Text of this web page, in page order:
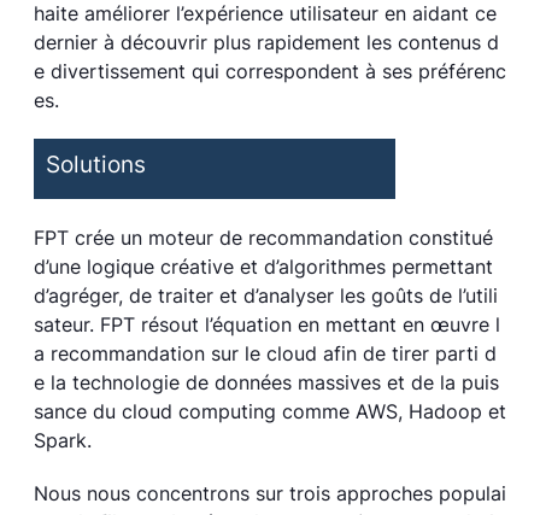
haite améliorer l’expérience utilisateur en aidant ce
dernier à découvrir plus rapidement les contenus d
e divertissement qui correspondent à ses préférenc
es.
Solutions
FPT crée un moteur de recommandation constitué
d’une logique créative et d’algorithmes permettant
d’agréger, de traiter et d’analyser les goûts de l’utili
sateur. FPT résout l’équation en mettant en œuvre l
a recommandation sur le cloud afin de tirer parti d
e la technologie de données massives et de la puis
sance du cloud computing comme AWS, Hadoop et
Spark.
Nous nous concentrons sur trois approches populai